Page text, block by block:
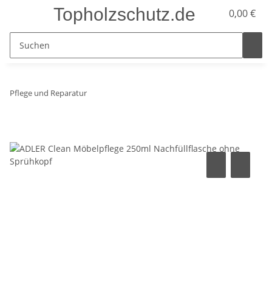
Topholzschutz.de 0,00 €
Pflege und Reparatur